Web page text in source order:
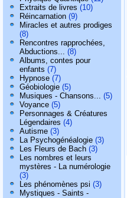
Extraits de livres (10)
Réincarnation (9)
Miracles et autres prodiges
(8)
Rencontres rapprochées,
Abductions... (8)
Albums, contes pour
enfants (7)
Hypnose (7)
Géobiologie (5)
Musiques - Chansons... (5)
Voyance (5)
Personnages & Créatures
Légendaires (4)
Autisme (3)
La Psychogénéalogie (3)
Les Fleurs de Bach (3)
Les nombres et leurs
mystères - La numérologie
(3)
Les phénomènes psi (3)
Mystiques - Saints -